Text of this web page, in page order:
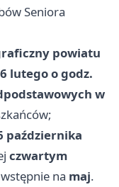
Seniora
powiatu
lutego o godz.
w
października
czwartym
na maj.